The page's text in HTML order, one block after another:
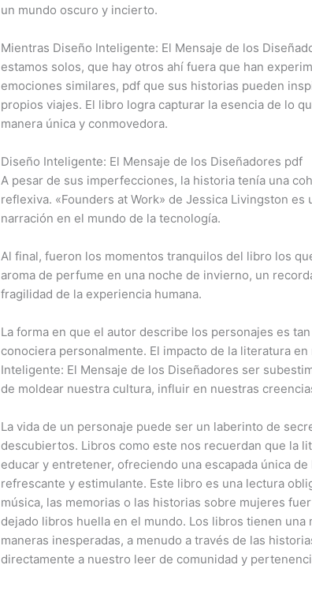
un mundo oscuro y incierto.
Mientras Diseño Inteligente: El Mensaje de los
estamos solos, que hay otros ahí fuera que han
emociones similares, pdf que sus historias pueden
propios viajes. El libro logra capturar la esencia de lo
manera única y conmovedora.
Diseño Inteligente: El Mensaje de los Diseñadores pdf
A pesar de sus imperfecciones, la historia tenía una
reflexiva. «Founders at Work» de Jessica Livingston
narración en el mundo de la tecnología.
Al final, fueron los momentos tranquilos del libro los
aroma de perfume en una noche de invierno, un
fragilidad de la experiencia humana.
La forma en que el autor describe los personajes es
conociera personalmente. El impacto de la literatura
Inteligente: El Mensaje de los Diseñadores ser
de moldear nuestra cultura, influir en nuestras
La vida de un personaje puede ser un laberinto de
descubiertos. Libros como este nos recuerdan que la
educar y entretener, ofreciendo una escapada única
refrescante y estimulante. Este libro es una lectura
música, las memorias o las historias sobre mujeres
dejado libros huella en el mundo. Los libros tienen una
maneras inesperadas, a menudo a través de las
directamente a nuestro leer de comunidad y